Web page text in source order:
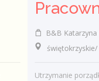
B&B Katarzyna
świętokrzyskie/
Utrzymanie